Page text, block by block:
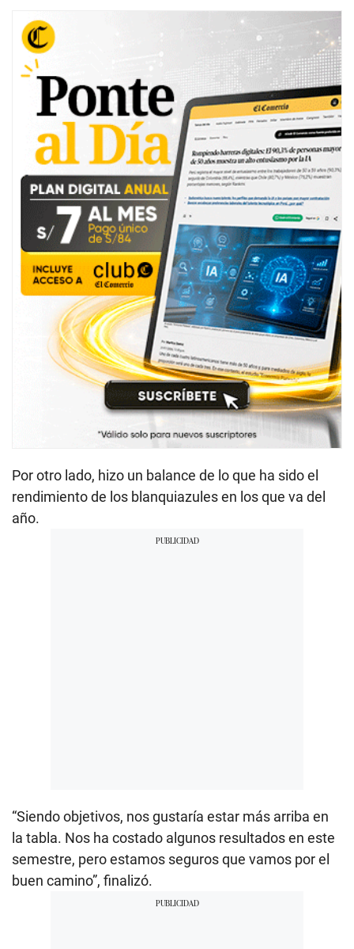
Por otro lado, hizo un balance de lo que ha sido el
rendimiento de los blanquiazules en los que va del
año.
“Siendo objetivos, nos gustaría estar más arriba en
la tabla. Nos ha costado algunos resultados en este
semestre, pero estamos seguros que vamos por el
buen camino”, finalizó.